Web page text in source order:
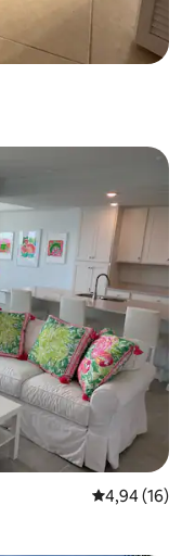
4,94 av 5 i
4,94 (16)